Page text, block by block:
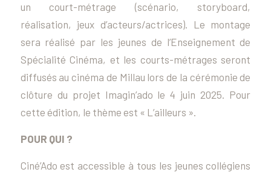
un court-métrage (scénario, storyboard,
réalisation, jeux d’acteurs/actrices). Le montage
sera réalisé par les jeunes de l’Enseignement de
Spécialité Cinéma, et les courts-métrages seront
diffusés au cinéma de Millau lors de la cérémonie de
clôture du projet Imagin’ado le 4 juin 2025. Pour
cette édition, le thème est « L’ailleurs ».
POUR QUI ?
Ciné’Ado est accessible à tous les jeunes collégiens